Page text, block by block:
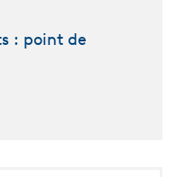
: point de